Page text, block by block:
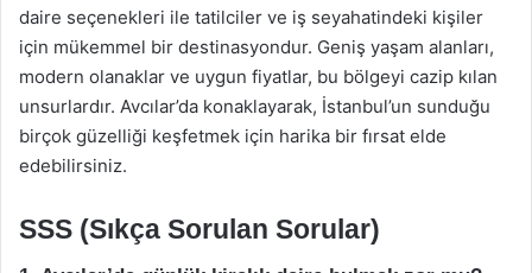
daire seçenekleri ile tatilciler ve iş seyahatindeki kişiler
için mükemmel bir destinasyondur. Geniş yaşam alanları,
modern olanaklar ve uygun fiyatlar, bu bölgeyi cazip kılan
unsurlardır. Avcılar’da konaklayarak, İstanbul’un sunduğu
birçok güzelliği keşfetmek için harika bir fırsat elde
edebilirsiniz.
SSS (Sıkça Sorulan Sorular)